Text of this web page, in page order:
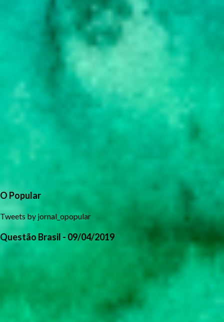
O Popular
Tweets by jornal_opopular
Questão Brasil - 09/04/2019